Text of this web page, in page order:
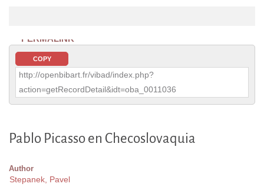
PERMALINK
COPY
http://openbibart.fr/vibad/index.php?
action=getRecordDetail&idt=oba_0011036
Pablo Picasso en Checoslovaquia
Author
Stepanek, Pavel